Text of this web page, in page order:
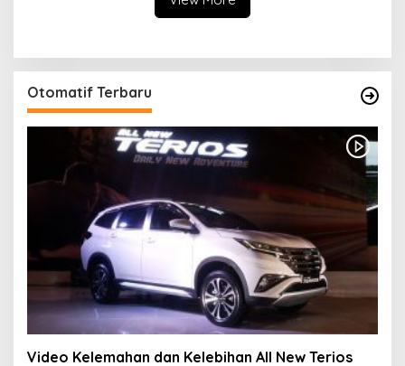
Otomatif Terbaru
Video Kelemahan dan Kelebihan All New Terios